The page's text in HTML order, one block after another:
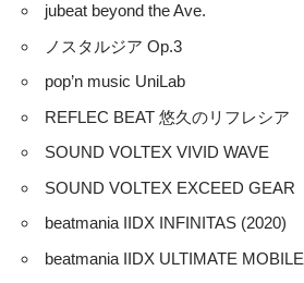
jubeat beyond the Ave.
ノスタルジア Op.3
pop’n music UniLab
REFLEC BEAT 悠久のリフレシア
SOUND VOLTEX VIVID WAVE
SOUND VOLTEX EXCEED GEAR
beatmania IIDX INFINITAS (2020)
beatmania IIDX ULTIMATE MOBILE